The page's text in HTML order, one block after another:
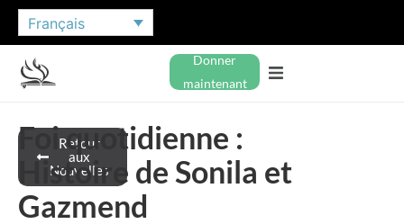
Français
Donner
maintenant
Retour
aux
Nouvelles
Foi quotidienne :
Histoire de Sonila et
Gazmend